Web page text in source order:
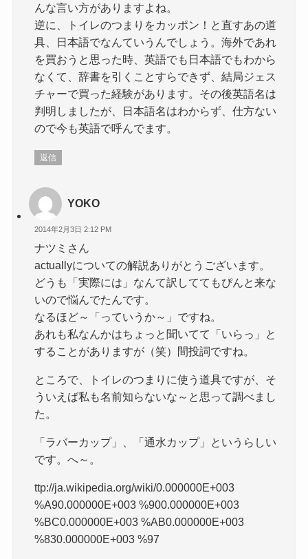
んな言い方がありますよね。
逆に、トイレのつまりをカッポン！と直すあの道
具、日本語でなんていうんでしょう。海外であれ
を買おうと思った時、英語でも日本語でもわから
なくて、辞書を引くことすらできず、結局ジェス
チャーで買った経験があります。その後英語名は
判明しましたが、日本語名はわからず、仕方ない
ので今も英語で呼んでます。
返信
YOKO
2014年2月3日 2:12 PM
ナツミさん
actuallyについての解説ありがとうございます。
どうも「実際には」なんて訳しててもぴんと来な
いので悩んでたんです。
なるほど～「っていうか～」ですね。
あれも私なんかはちょっと聞いてて「いらっ」と
することがありますが（笑）間投詞ですね。
ところで、トイレのつまりに使う道具ですが、そ
ういえば私も名前知らないな～と思って調べまし
た。
「ラバーカップ」、「通水カップ」というらしい
です。へ～。
ttp://ja.wikipedia.org/wiki/0.000000E+003
%A90.000000E+003 %900.000000E+003
%BC0.000000E+003 %AB0.000000E+003
%830.000000E+003 %97